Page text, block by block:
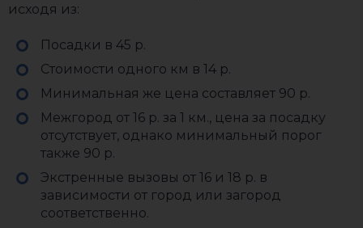
исходя из:
Посадки в 45 р.
Стоимости одного км в 14 р.
Минимальная же цена составляет 90 р.
Межгород от 16 р. за 1 км., цена за посадку
отсутствует, однако минимальный порог
также 90 р.
Экстренные вызовы от 16 и 18 р. в
зависимости от город или загород
соответственно.